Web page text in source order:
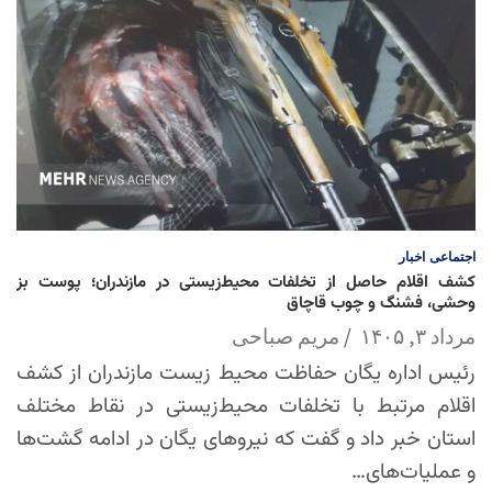
اجتماعی اخبار
کشف اقلام حاصل از تخلفات محیط‌زیستی در مازندران؛ پوست بز
وحشی، فشنگ و چوب قاچاق
مرداد ۳, ۱۴۰۵ مریم صباحی
رئیس اداره یگان حفاظت محیط زیست مازندران از کشف
اقلام مرتبط با تخلفات محیط‌زیستی در نقاط مختلف
استان خبر داد و گفت که نیروهای یگان در ادامه گشت‌ها
و عملیات‌های…